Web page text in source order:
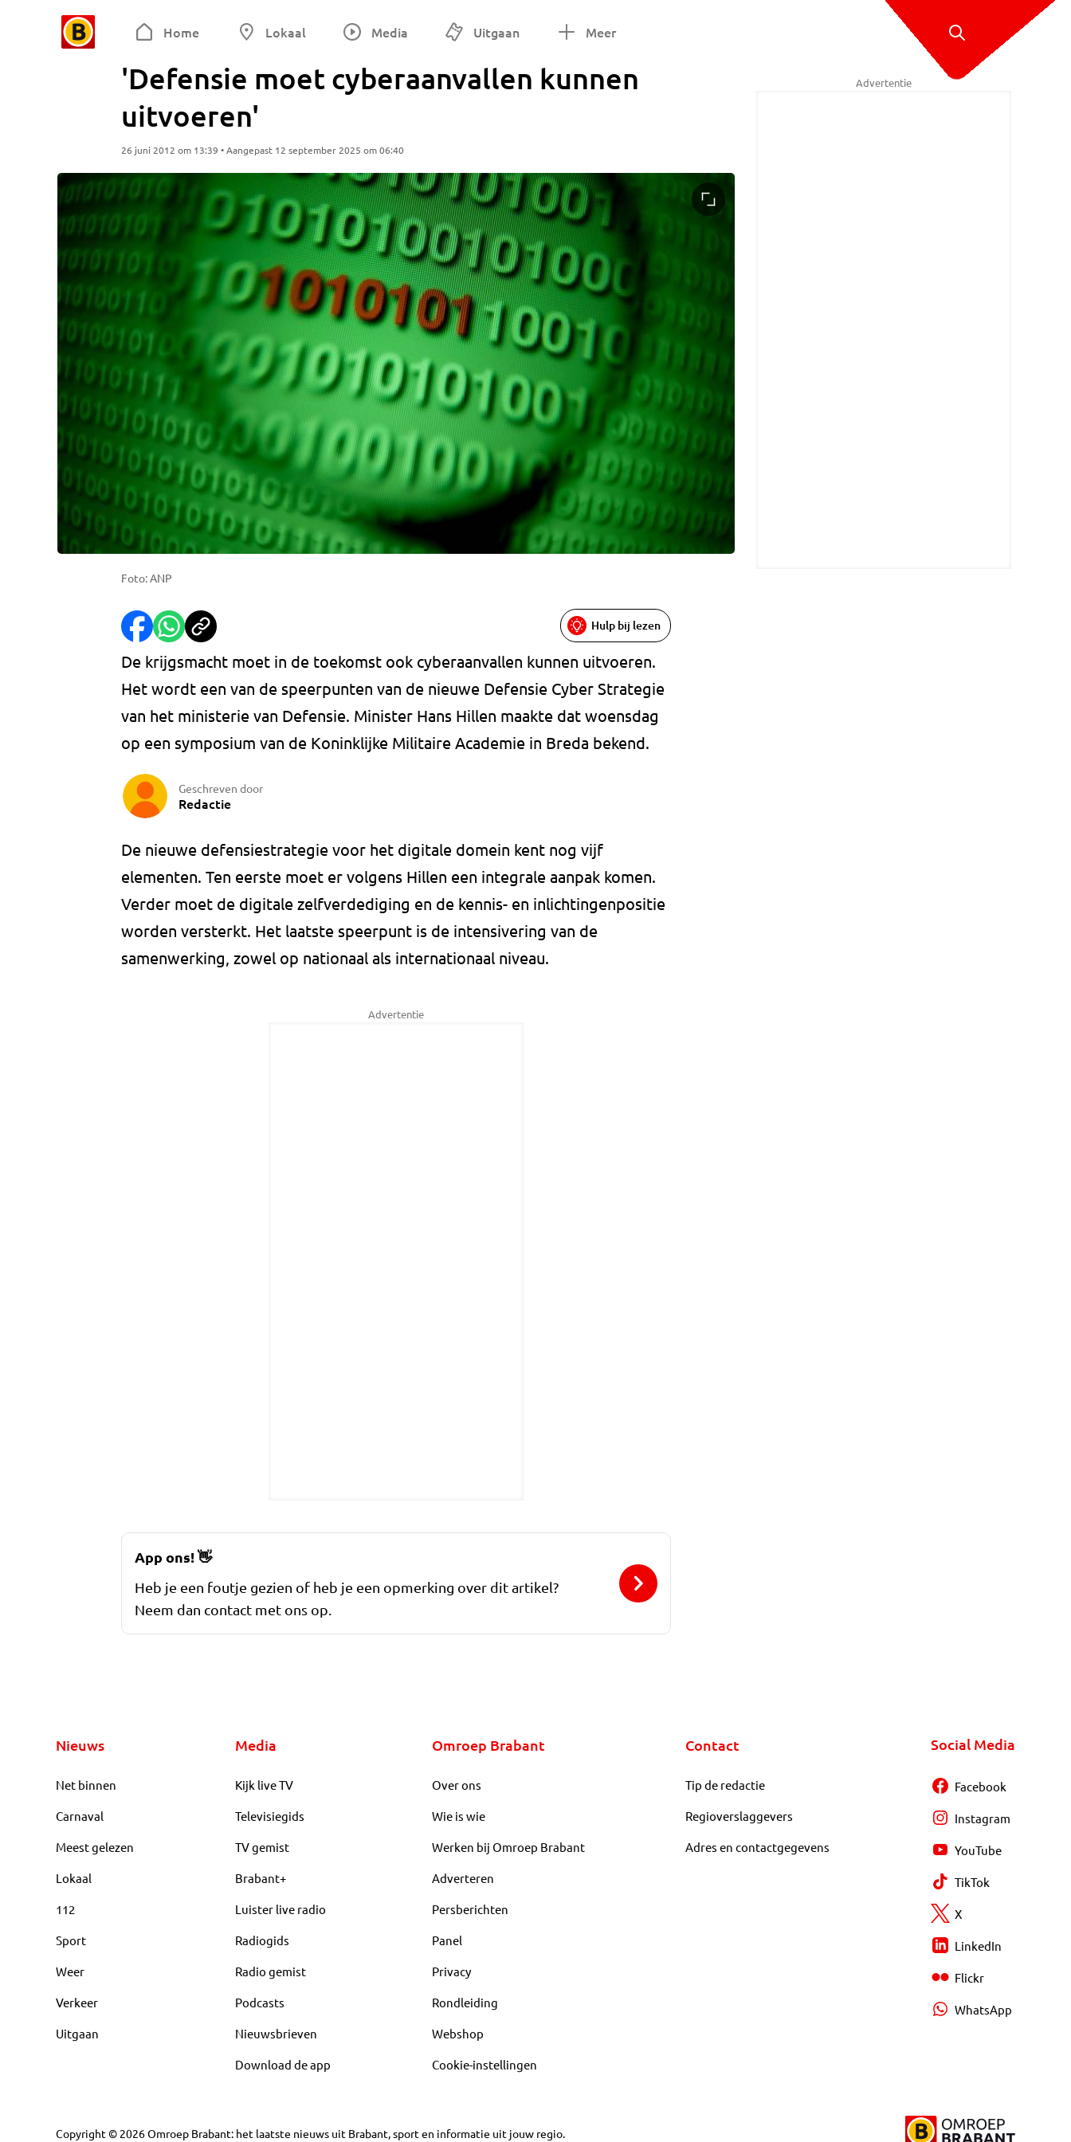
Home Lokaal Media Uitgaan Meer
'Defensie moet cyberaanvallen kunnen
uitvoeren'
26 juni 2012 om 13:39 • Aangepast 12 september 2025 om 06:40
Foto: ANP
Hulp bij lezen
De krijgsmacht moet in de toekomst ook cyberaanvallen kunnen uitvoeren.
Het wordt een van de speerpunten van de nieuwe Defensie Cyber Strategie
van het ministerie van Defensie. Minister Hans Hillen maakte dat woensdag
op een symposium van de Koninklijke Militaire Academie in Breda bekend.
Geschreven door
Redactie
De nieuwe defensiestrategie voor het digitale domein kent nog vijf
elementen. Ten eerste moet er volgens Hillen een integrale aanpak komen.
Verder moet de digitale zelfverdediging en de kennis- en inlichtingenpositie
worden versterkt. Het laatste speerpunt is de intensivering van de
samenwerking, zowel op nationaal als internationaal niveau.
Advertentie
Advertentie
App ons!👋
Heb je een foutje gezien of heb je een opmerking over dit artikel?
Neem dan contact met ons op.
Nieuws
Net binnen
Carnaval
Meest gelezen
Lokaal
112
Sport
Weer
Verkeer
Uitgaan
Media
Kijk live TV
Televisiegids
TV gemist
Brabant+
Luister live radio
Radiogids
Radio gemist
Podcasts
Nieuwsbrieven
Download de app
Omroep Brabant
Over ons
Wie is wie
Werken bij Omroep Brabant
Adverteren
Persberichten
Panel
Privacy
Rondleiding
Webshop
Cookie-instellingen
Contact
Tip de redactie
Regioverslaggevers
Adres en contactgegevens
Social Media
Facebook
Instagram
YouTube
TikTok
X
LinkedIn
Flickr
WhatsApp
Copyright © 2026Omroep Brabant: het laatste nieuws uit Brabant, sport en informatie uit jouw regio.